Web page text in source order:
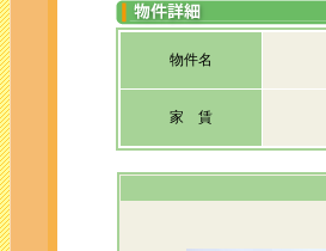
物件名
家 賃